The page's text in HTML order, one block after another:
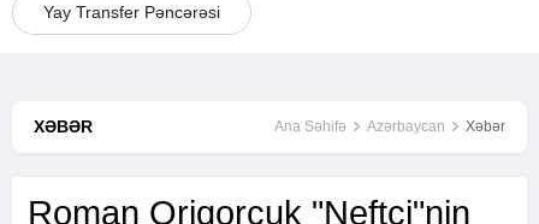
Yay Transfer Pəncərəsi
XƏBƏR Ana Səhifə Azərbaycan Xəbər
Roman Qriqorçuk "Neftçi"nin